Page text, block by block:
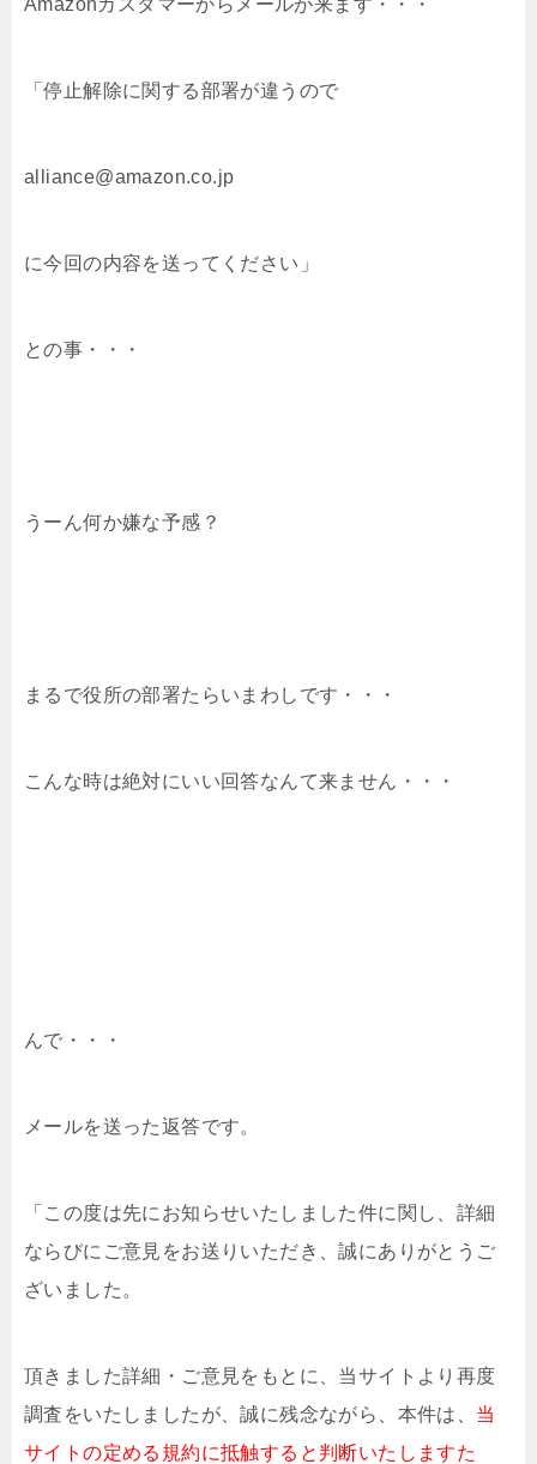
Amazonカスタマーからメールが来ます・・・
「停止解除に関する部署が違うので
alliance@amazon.co.jp
に今回の内容を送ってください」
との事・・・
うーん何か嫌な予感？
まるで役所の部署たらいまわしです・・・
こんな時は絶対にいい回答なんて来ません・・・
んで・・・
メールを送った返答です。
「この度は先にお知らせいたしました件に関し、詳細
ならびにご意見をお送りいただき、誠にありがとうご
ざいました。
頂きました詳細・ご意見をもとに、当サイトより再度
調査をいたしましたが、誠に残念ながら、本件は、 当
サイトの定める規約に抵触すると判断いたしますた